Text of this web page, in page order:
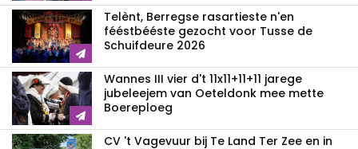
Telènt, Berregse rasartieste n'en
fééstbééste gezocht voor Tusse de
Schuifdeure 2026
Wannes III vier d't 11x11+11+11 jarege
jubeleejem van Oeteldonk mee mette
Boereploeg
CV 't Vagevuur bij Te Land Ter Zee en in